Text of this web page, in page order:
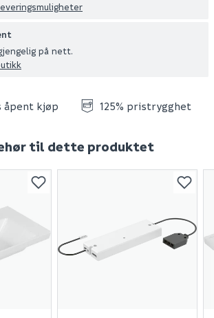
på nett.
åpent kjøp 125% pristrygghet
til dette produktet